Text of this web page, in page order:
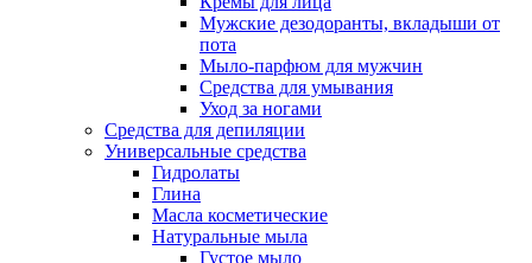
Мужские дезодоранты, вкладыши от
пота
Мыло-парфюм для мужчин
Средства для умывания
Уход за ногами
Средства для депиляции
Универсальные средства
Гидролаты
Глина
Масла косметические
Натуральные мыла
Густое мыло